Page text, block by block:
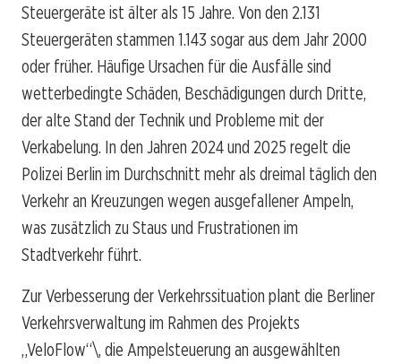
Steuergeräte ist älter als 15 Jahre. Von den 2.131
Steuergeräten stammen 1.143 sogar aus dem Jahr 2000
oder früher. Häufige Ursachen für die Ausfälle sind
wetterbedingte Schäden, Beschädigungen durch Dritte,
der alte Stand der Technik und Probleme mit der
Verkabelung. In den Jahren 2024 und 2025 regelt die
Polizei Berlin im Durchschnitt mehr als dreimal täglich den
Verkehr an Kreuzungen wegen ausgefallener Ampeln,
was zusätzlich zu Staus und Frustrationen im
Stadtverkehr führt.
Zur Verbesserung der Verkehrssituation plant die Berliner
Verkehrsverwaltung im Rahmen des Projekts
„VeloFlow“\, die Ampelsteuerung an ausgewählten